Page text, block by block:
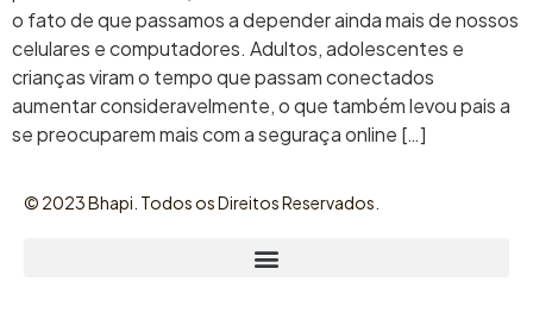
o fato de que passamos a depender ainda mais de nossos
celulares e computadores. Adultos, adolescentes e
crianças viram o tempo que passam conectados
aumentar consideravelmente, o que também levou pais a
se preocuparem mais com a seguraça online […]
©️ 2023 Bhapi. Todos os Direitos Reservados.